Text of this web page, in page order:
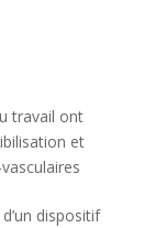
travail ont
et
dispositif